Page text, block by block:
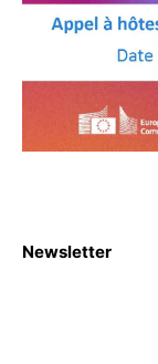
Newsletter